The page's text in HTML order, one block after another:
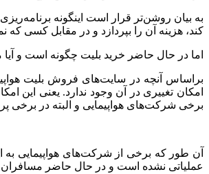
به بیان روشن‌تر قرار است اینگونه
کند، هزینه آن را بپردازد و در مقابل کسی
اما در حال حاضر خرید بلیت چگونه است و
براساس آنچه در سایت‌های فروش بلیت
امکان تغییری در آن وجود ندارد. یعنی این
برخی شرکت‌های هواپیمایی و البته در برخی
آن طور که برخی از شرکت‌های هواپیمایی به
عملیاتی نشده‌ است و در حال حاضر مسافران